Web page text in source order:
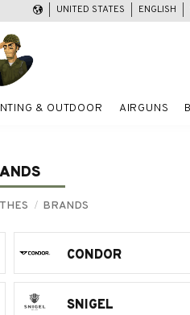
UNITED STATES ENGLISH
& OUTDOOR AIRGUNS
BRANDS
CONDOR
SNIGEL